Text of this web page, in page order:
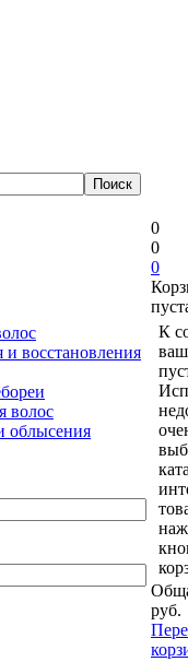
и восстановления
волос
облысения
0
0
0
К
руб.